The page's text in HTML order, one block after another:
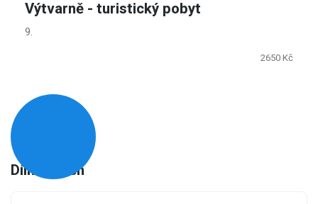
Dílna Ořech
Výtvarně - turistický pobyt
9.
2650 Kč